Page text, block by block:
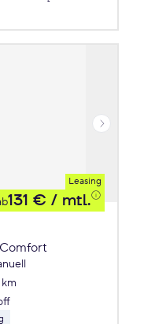
Leasing
131 € / mtl.